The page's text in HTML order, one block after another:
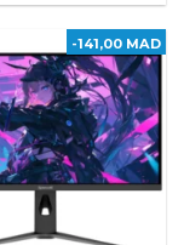
-141,00 MAD